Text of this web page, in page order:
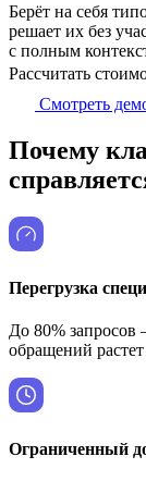
Берёт на себя
решает их без
с полным
Рассчитать
Смотреть
Почему
Перегрузка
До 80%
обращений
Ограниченный